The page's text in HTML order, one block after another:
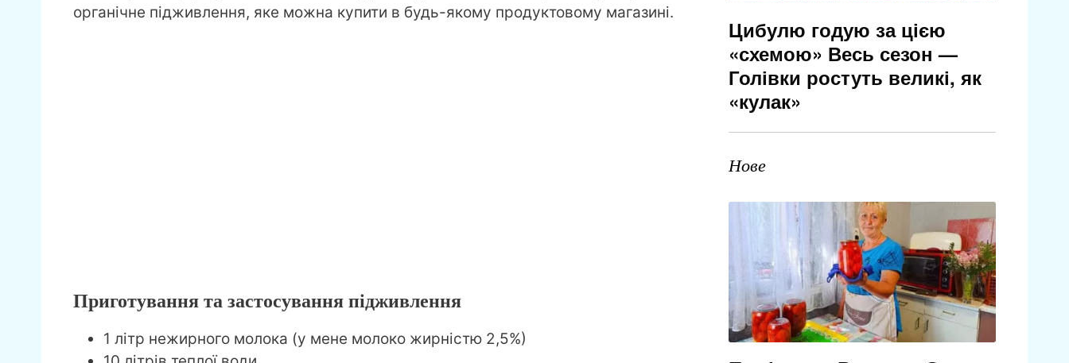
органічне підживлення, яке можна купити в будь-якому продуктовому магазині.
Приготування та застосування підживлення
1 літр нежирного молока (у мене молоко жирністю 2,5%)
Цибулю годую за цією
«схемою» Весь сезон —
Голівки ростуть великі, як
«кулак»
Нове